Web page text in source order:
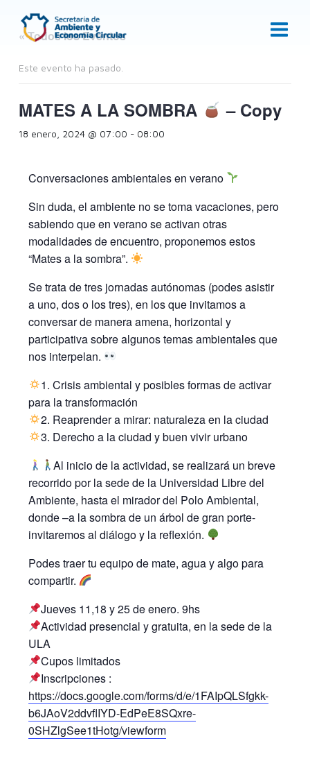
contenido
« Todos los Eventos
Este evento ha pasado.
MATES A LA SOMBRA – Copy
18 enero, 2024 @ 07:00 - 08:00
Conversaciones ambientales en verano
Sin duda, el ambiente no se toma vacaciones, pero
sabiendo que en verano se activan otras
modalidades de encuentro, proponemos estos
“Mates a la sombra”.
Se trata de tres jornadas autónomas (podes asistir
a uno, dos o los tres), en los que invitamos a
conversar de manera amena, horizontal y
participativa sobre algunos temas ambientales que
nos interpelan.
1. Crisis ambiental y posibles formas de activar
para la transformación
2. Reaprender a mirar: naturaleza en la ciudad
3. Derecho a la ciudad y buen vivir urbano
Al inicio de la actividad, se realizará un breve
recorrido por la sede de la Universidad Libre del
Ambiente, hasta el mirador del Polo Ambiental,
donde –a la sombra de un árbol de gran porte-
invitaremos al diálogo y la reflexión.
Podes traer tu equipo de mate, agua y algo para
compartir.
Jueves 11,18 y 25 de enero. 9hs
Actividad presencial y gratuita, en la sede de la
ULA
Cupos limitados
Inscripciones :
https://docs.google.com/forms/d/e/1FAIpQLSfgkk-
b6JAoV2ddvflIYD-EdPeE8SQxre-
0SHZlgSee1tHotg/viewform